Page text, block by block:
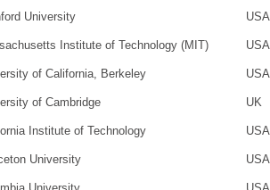
University USA
Institute of Technology (MIT) USA
of California, Berkeley USA
of Cambridge UK
Institute of Technology USA
University USA